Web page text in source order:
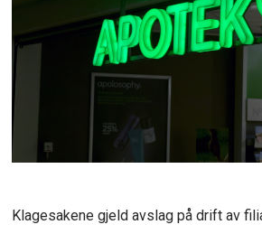
Klagesakene gjeld avslag på drift av